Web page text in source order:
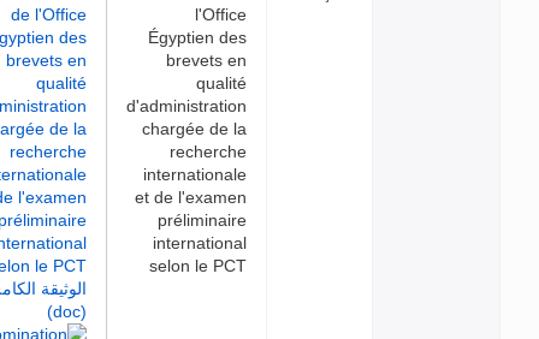
Égyptien des
brevets en
d'administration
chargée de la
recherche
internationale
et de l'examen
préliminaire
international
selon le PCT